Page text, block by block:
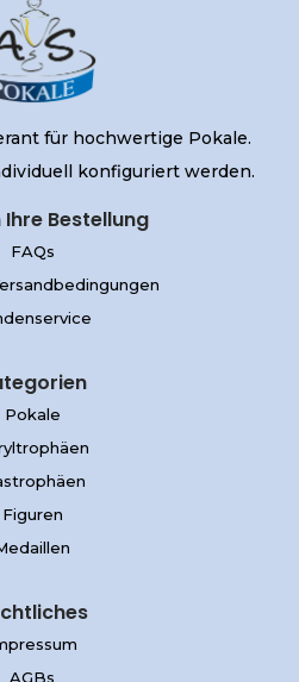
für hochwertige Pokale.
konfiguriert werden.
Ihre Bestellung
FAQs
Pokale
Figuren
AGBs